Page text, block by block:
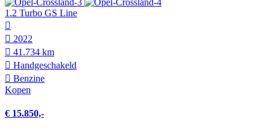
1.2 Turbo GS Line
2022
41.734 km
Hand­geschakeld
Benzine
Kopen
€ 15.850,-